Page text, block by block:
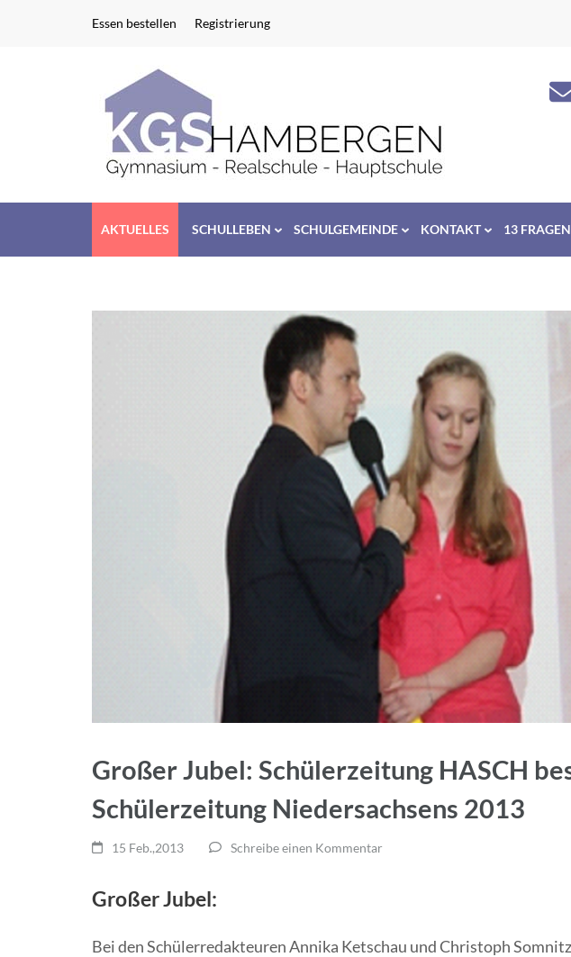
Essen bestellen Registrierung
AKTUELLES SCHULLEBEN SCHULGEMEINDE KONTAKT 13
Großer Jubel: Schülerzeitung HASCH
Schülerzeitung Niedersachsens 2013
15 Feb.,2013 Schreibe einen Kommentar
Großer Jubel:
Bei den Schülerredakteuren Annika Ketschau und Christoph